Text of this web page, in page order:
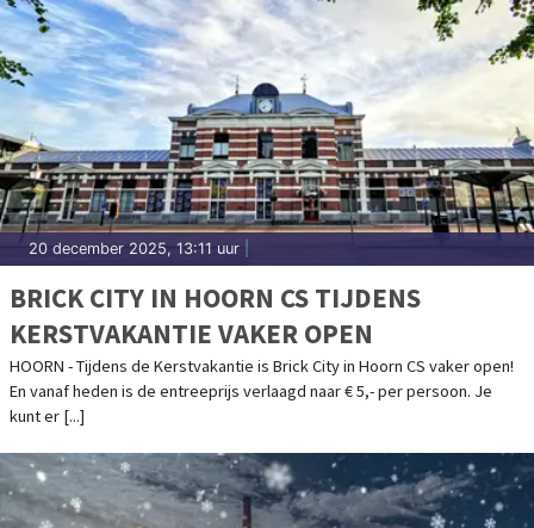
20 december 2025, 13:11 uur
BRICK CITY IN HOORN CS TIJDENS
KERSTVAKANTIE VAKER OPEN
HOORN - Tijdens de Kerstvakantie is Brick City in Hoorn CS vaker open!
En vanaf heden is de entreeprijs verlaagd naar € 5,- per persoon. Je
kunt er [...]